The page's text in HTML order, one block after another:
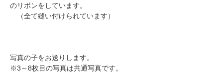
のリボンをしています。
（全て縫い付けられています）
写真の子をお送りします。
※3～8枚目の写真は共通写真です。